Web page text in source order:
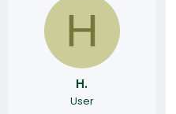
H
H.
User